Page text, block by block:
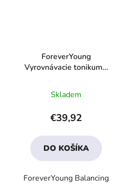
ForeverYoung
Vyrovnávacie tonikum s
hodnotenie
produktu
je
4,3
z
hviezdičiek.
Skladem
€39,92
DO KOŠÍKA
ForeverYoung Balancing